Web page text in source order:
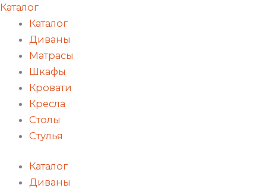
Каталог
Каталог
Диваны
Матрасы
Шкафы
Кровати
Кресла
Столы
Стулья
Каталог
Диваны